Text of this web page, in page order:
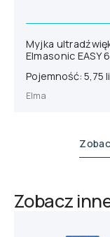
Myjka
Elmasonic EASY
Pojemność: 5,75
Elma
Zobacz